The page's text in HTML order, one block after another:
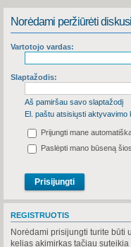
Norėdami peržiūrėti
Vartotojo vardas:
Slaptažodis:
Aš pamiršau savo slaptažodį
El. paštu atsisiųsti aktyvavimo
Prijungti mane
Paslėpti mano būseną
REGISTRUOTIS
Norėdami prisijungti turite būti
kelias akimirkas tačiau